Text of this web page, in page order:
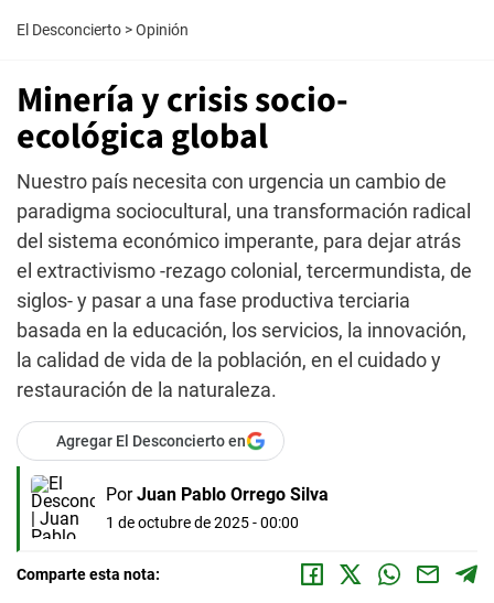
El Desconcierto >Opinión
Minería y crisis socio-
ecológica global
Nuestro país necesita con urgencia un cambio de
paradigma sociocultural, una transformación radical
del sistema económico imperante, para dejar atrás
el extractivismo -rezago colonial, tercermundista, de
siglos- y pasar a una fase productiva terciaria
basada en la educación, los servicios, la innovación,
la calidad de vida de la población, en el cuidado y
restauración de la naturaleza.
Agregar El Desconcierto en
Por Juan Pablo Orrego Silva
1 de octubre de 2025 - 00:00
Comparte esta nota: